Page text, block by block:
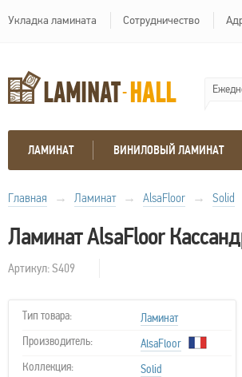
Укладка ламината Сотрудничество
ЛАМИНАТ ВИНИЛОВЫЙ ЛАМИНАТ
Главная → Ламинат → AlsaFloor → Solid
Ламинат AlsaFloor
Артикул: S409
Тип товара:
Ламинат
Производитель:
AlsaFloor
Коллекция:
Solid